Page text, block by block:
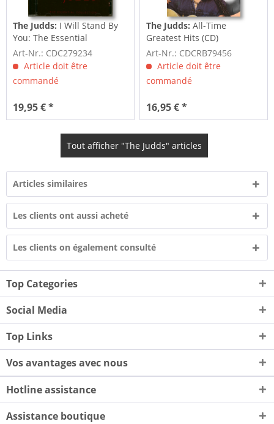
The Judds: I Will Stand By
You: The Essential
Collection (CD)
Art-Nr.: CDC279234
Article doit être
commandé
19,95 € *
The Judds:All-Time
Greatest Hits (CD)
Art-Nr.: CDCRB79456
Article doit être
commandé
16,95 € *
Tout afficher "The Judds" articles
Articles similaires
Les clients ont aussi acheté
Les clients on également consulté
Top Categories
Social Media
Top Links
Vos avantages avec nous
Hotline assistance
Assistance boutique